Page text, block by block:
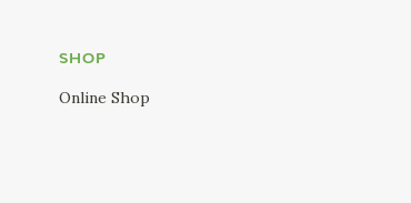
SHOP
Online Shop